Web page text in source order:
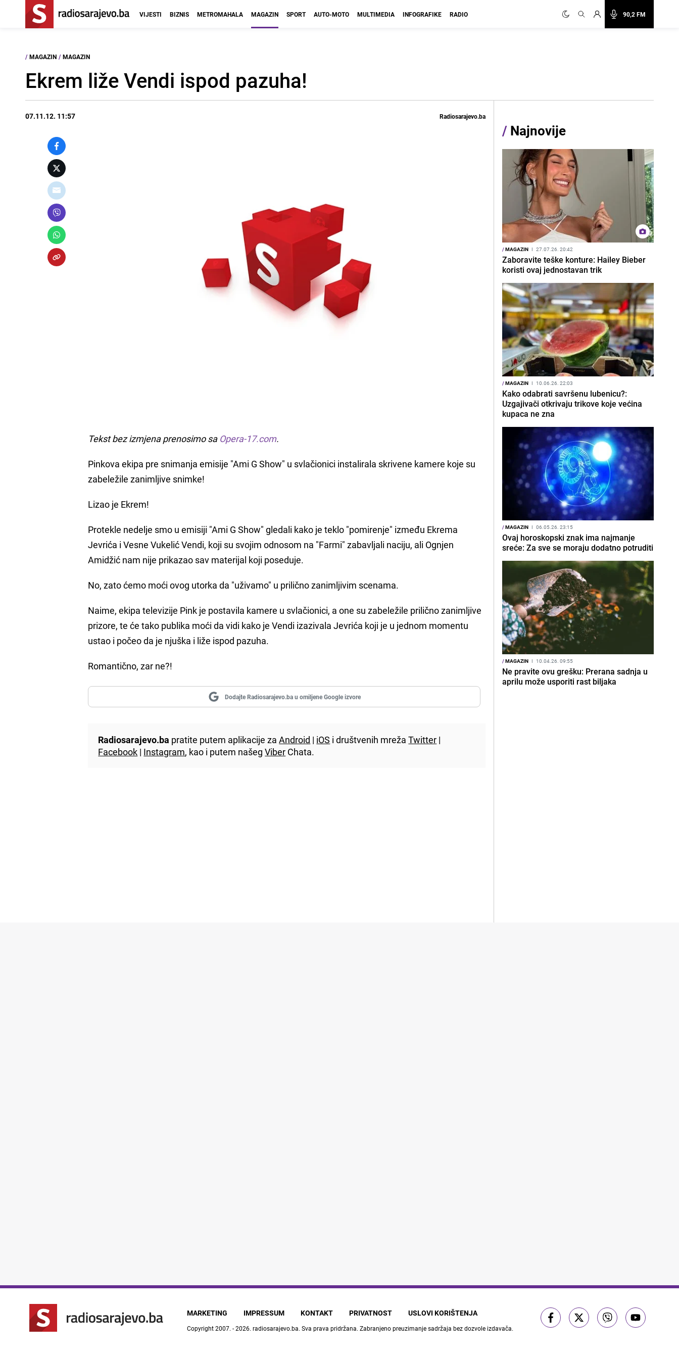
90,2 FM
VIJESTI BIZNIS METROMAHALA MAGAZIN SPORT AUTO-MOTO MULTIMEDIA INFOGRAFIKE RADIO
/ MAGAZIN / MAGAZIN
Ekrem liže Vendi ispod pazuha!
07.11.12. 11:57 Radiosarajevo.ba
Tekst bez izmjena prenosimo sa Opera-17.com.
Pinkova ekipa pre snimanja emisije "Ami G Show" u svlačionici instalirala skrivene kamere koje su
zabeležile zanimljive snimke!
Lizao je Ekrem!
Protekle nedelje smo u emisiji "Ami G Show" gledali kako je teklo "pomirenje" između Ekrema
Jevrića i Vesne Vukelić Vendi, koji su svojim odnosom na "Farmi" zabavljali naciju, ali Ognjen
Amidžić nam nije prikazao sav materijal koji poseduje.
No, zato ćemo moći ovog utorka da "uživamo" u prilično zanimljivim scenama.
Naime, ekipa televizije Pink je postavila kamere u svlačionici, a one su zabeležile prilično zanimljive
prizore, te će tako publika moći da vidi kako je Vendi izazivala Jevrića koji je u jednom momentu
ustao i počeo da je njuška i liže ispod pazuha.
Romantično, zar ne?!
Dodajte Radiosarajevo.ba u omiljene Google izvore
Radiosarajevo.ba pratite putem aplikacije zaAndroid | iOS i društvenih mrežaTwitter |
Facebook | Instagram, kao i putem našegViber Chata.
/ Najnovije
/MAGAZIN I 27.07.26. 20:42
Zaboravite teške konture: Hailey Bieber
koristi ovaj jednostavan trik
/MAGAZIN I 10.06.26. 22:03
Kako odabrati savršenu lubenicu?:
Uzgajivači otkrivaju trikove koje većina
kupaca ne zna
/MAGAZIN I 06.05.26. 23:15
Ovaj horoskopski znak ima najmanje
sreće: Za sve se moraju dodatno potruditi
/MAGAZIN I 10.04.26. 09:55
Ne pravite ovu grešku: Prerana sadnja u
aprilu može usporiti rast biljaka
MARKETING IMPRESSUM KONTAKT PRIVATNOST USLOVI KORIŠTENJA
Copyright 2007. - 2026. radiosarajevo.ba. Sva prava pridržana. Zabranjeno preuzimanje sadržaja bez dozvole izdavača.